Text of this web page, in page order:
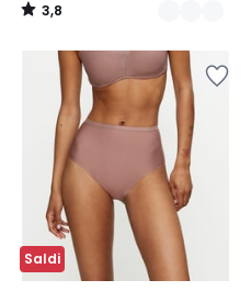
3,8
/
Saldi